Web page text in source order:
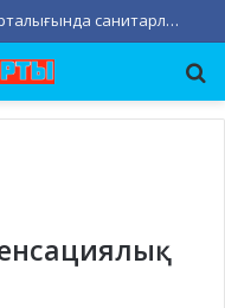
«Олимп» спорттық-сауықтыру орталығында санитарлық-тазалық жұмыстары жүргізілді